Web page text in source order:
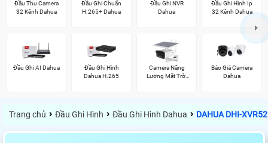
Đầu Thu Camera
32 Kênh Dahua
Đầu Ghi Chuẩn
H.265+ Dahua
Đầu Ghi NVR
Dahua
Đầu Ghi Hình Ip
32 Kênh Dahua
Đầu Ghi AI Dahua
Đầu Ghi Hình
Dahua H.265
Camera Năng
Lượng Mặt Trời
Báo Giá Camera
Dahua
Trang chủ › Đầu Ghi Hình › Đầu Ghi Hình Dahua › DAHUA DHI-